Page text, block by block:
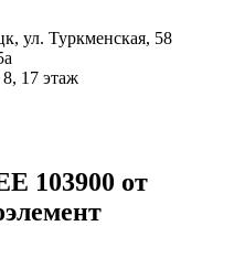
ул. Туркменская, 58
17 этаж
103900 от